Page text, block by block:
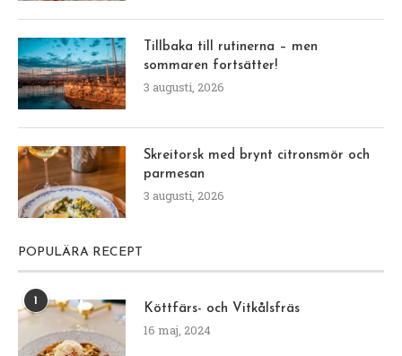
Tillbaka till rutinerna – men
sommaren fortsätter!
3 augusti, 2026
Skreitorsk med brynt citronsmör och
parmesan
3 augusti, 2026
POPULÄRA RECEPT
1
Köttfärs- och Vitkålsfräs
16 maj, 2024